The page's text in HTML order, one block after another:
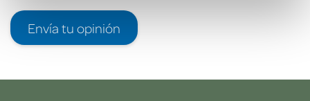
Envía tu opinión